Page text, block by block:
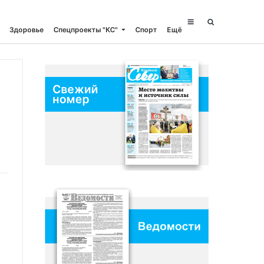
Здоровье Спецпроекты "КС" Спорт Ещё
Свежий
номер